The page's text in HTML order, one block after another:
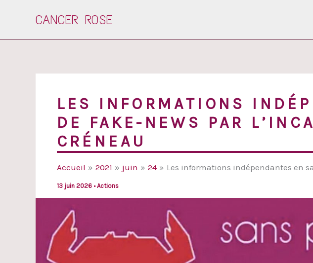
CANCER ROSE
LES INFORMATIONS
DE FAKE-NEWS PAR
CRÉNEAU
Accueil 2021 juin 24 Les informations indépendantes en
13 juin 2026 •Actions